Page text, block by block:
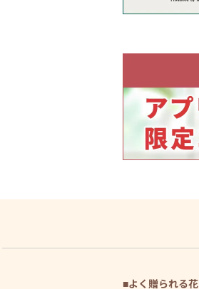
よく贈られる花